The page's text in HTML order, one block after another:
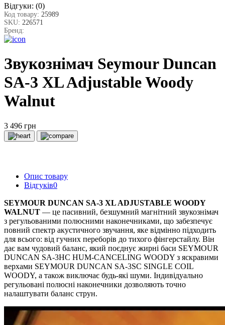
Відгуки: (0)
Код товару: 25989
SKU: 226571
Бренд:
Звукознімач Seymour Duncan
SA-3 XL Adjustable Woody
Walnut
3 496 грн
Опис товару
Відгуків0
SEYMOUR DUNCAN SA-3 XL ADJUSTABLE WOODY
WALNUT — це пасивний, безшумний магнітний звукознімач
з регульованими полюсними наконечниками, що забезпечує
повний спектр акустичного звучання, яке відмінно підходить
для всього: від гучних переборів до тихого фінгерстайлу. Він
дає вам чудовий баланс, який поєднує жирні баси SEYMOUR
DUNCAN SA-3HC HUM-CANCELING WOODY з яскравими
верхами SEYMOUR DUNCAN SA-3SC SINGLE COIL
WOODY, а також виключає будь-які шуми. Індивідуально
регульовані полюсні наконечники дозволяють точно
налаштувати баланс струн.